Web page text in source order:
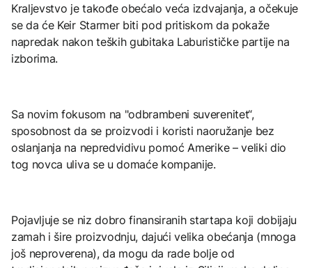
Kraljevstvo je takođe obećalo veća izdvajanja, a očekuje
se da će Keir Starmer biti pod pritiskom da pokaže
napredak nakon teških gubitaka Laburističke partije na
izborima.
Sa novim fokusom na "odbrambeni suverenitet“,
sposobnost da se proizvodi i koristi naoružanje bez
oslanjanja na nepredvidivu pomoć Amerike – veliki dio
tog novca uliva se u domaće kompanije.
Pojavljuje se niz dobro finansiranih startapa koji dobijaju
zamah i šire proizvodnju, dajući velika obećanja (mnoga
još neproverena), da mogu da rade bolje od